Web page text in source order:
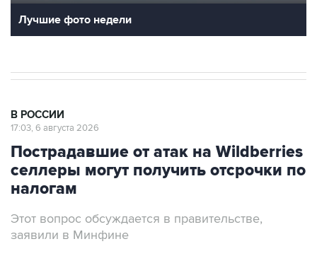
Лучшие фото недели
В РОССИИ
17:03, 6 августа 2026
Пострадавшие от атак на Wildberries
селлеры могут получить отсрочки по
налогам
Этот вопрос обсуждается в правительстве,
заявили в Минфине